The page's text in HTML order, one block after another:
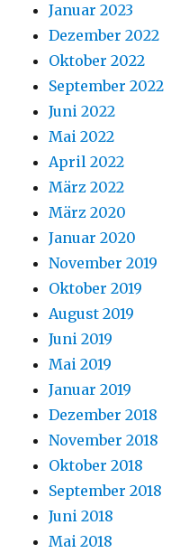
Januar 2023
Dezember 2022
Oktober 2022
September 2022
Juni 2022
Mai 2022
April 2022
März 2022
März 2020
Januar 2020
November 2019
Oktober 2019
August 2019
Juni 2019
Mai 2019
Januar 2019
Dezember 2018
November 2018
Oktober 2018
September 2018
Juni 2018
Mai 2018